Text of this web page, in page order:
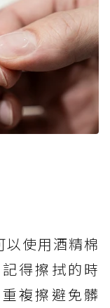
以使用酒精棉
得擦拭的時
複擦避免髒